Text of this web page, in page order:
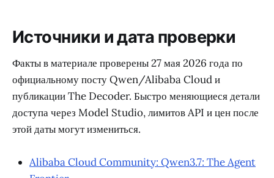
Источники и дата проверки
Факты в материале проверены 27 мая 2026 года по
официальному посту Qwen/Alibaba Cloud и
публикации The Decoder. Быстро меняющиеся детали
доступа через Model Studio, лимитов API и цен после
этой даты могут измениться.
Alibaba Cloud Community: Qwen3.7: The Agent